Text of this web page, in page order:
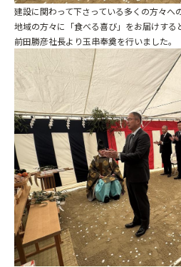
建設に関わって下さっている多くの方々へ
地域の方々に「食べる喜び」をお届けする
前田勝彦社長より玉串奉奠を行いました。